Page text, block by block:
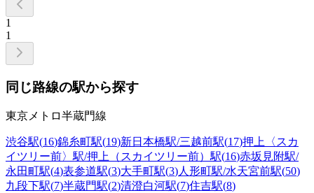
1
1
同じ路線の駅から探す
東京メトロ半蔵門線
渋谷駅(16)錦糸町駅(19)新日本橋駅/三越前駅(17)押上〈スカ
イツリー前〉駅/押上（スカイツリー前）駅(16)赤坂見附駅/
永田町駅(4)表参道駅(3)大手町駅(3)人形町駅/水天宮前駅(50)
九段下駅(7)半蔵門駅(2)清澄白河駅(7)住吉駅(8)